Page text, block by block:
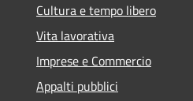
Cultura e tempo libero
Vita lavorativa
Imprese e Commercio
Appalti pubblici